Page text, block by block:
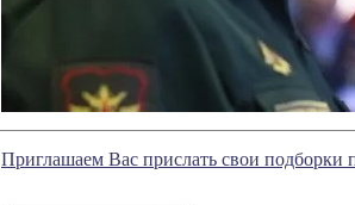
Приглашаем Вас прислать свои